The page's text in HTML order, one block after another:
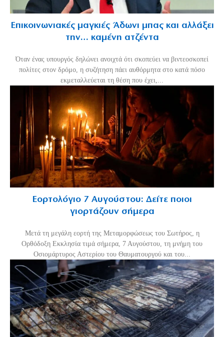
Επικοινωνιακές μαγκιές Άδωνι μπας και αλλάξει
την… καμένη ατζέντα
Όταν ένας υπουργός δηλώνει ανοιχτά ότι σκοπεύει να βιντεοσκοπεί
πολίτες στον δρόμο, η συζήτηση πάει αυθόρμητα στο κατά πόσο
εκμεταλλεύεται τη θέση που έχει,...
Εορτολόγιο 7 Αυγούστου: Δείτε ποιοι
γιορτάζουν σήμερα
Μετά τη μεγάλη εορτή της Μεταμορφώσεως του Σωτήρος, η
Ορθόδοξη Εκκλησία τιμά σήμερα, 7 Αυγούστου, τη μνήμη του
Οσιομάρτυρος Αστερίου του Θαυματουργού και του...